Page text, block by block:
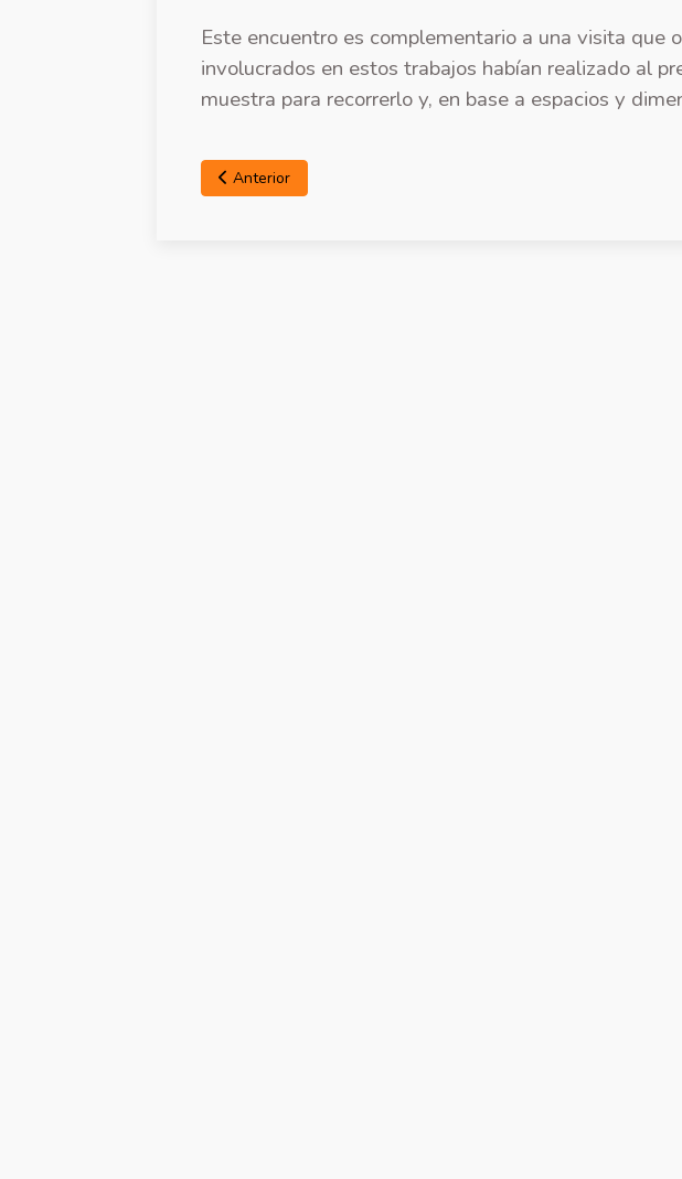
Este encuentro es complementario a una visita que
involucrados en estos trabajos habían realizado al
muestra para recorrerlo y, en base a espacios y
Anterior